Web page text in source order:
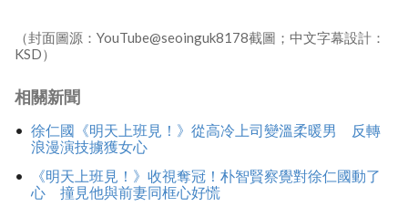
（封面圖源：YouTube@seoinguk8178截圖；中文字幕設計：
KSD）
相關新聞
徐仁國《明天上班見！》從高冷上司變溫柔暖男 反轉
浪漫演技擄獲女心
《明天上班見！》收視奪冠！朴智賢察覺對徐仁國動了
心 撞見他與前妻同框心好慌